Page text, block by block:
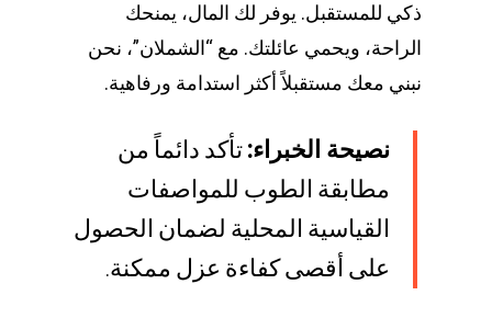
ذكي للمستقبل. يوفر لك المال، يمنحك
الراحة، ويحمي عائلتك. مع “الشملان”، نحن
نبني معك مستقبلاً أكثر استدامة ورفاهية.
نصيحة الخبراء: تأكد دائماً من
مطابقة الطوب للمواصفات
القياسية المحلية لضمان الحصول
على أقصى كفاءة عزل ممكنة.